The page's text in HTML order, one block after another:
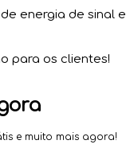
energia de sinal e
para os clientes!
e muito mais agora!